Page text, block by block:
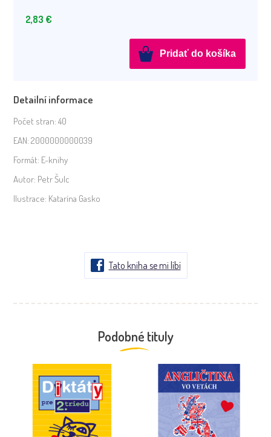
2,83 €
množstvo
Pridať do košíka
Detailní informace
Počet stran: 40
EAN: 2000000000039
Formát: E-knihy
Autor: Petr Šulc
Ilustrace: Katarína Gasko
Tato kniha se mi líbí
Podobné tituly